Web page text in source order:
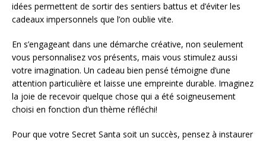
idées permettent de sortir des sentiers battus et d’éviter les
cadeaux impersonnels que l’on oublie vite.
En s’engageant dans une démarche créative, non seulement
vous personnalisez vos présents, mais vous stimulez aussi
votre imagination. Un cadeau bien pensé témoigne d’une
attention particulière et laisse une empreinte durable. Imaginez
la joie de recevoir quelque chose qui a été soigneusement
choisi en fonction d’un thème réfléchi!
Pour que votre Secret Santa soit un succès, pensez à instaurer